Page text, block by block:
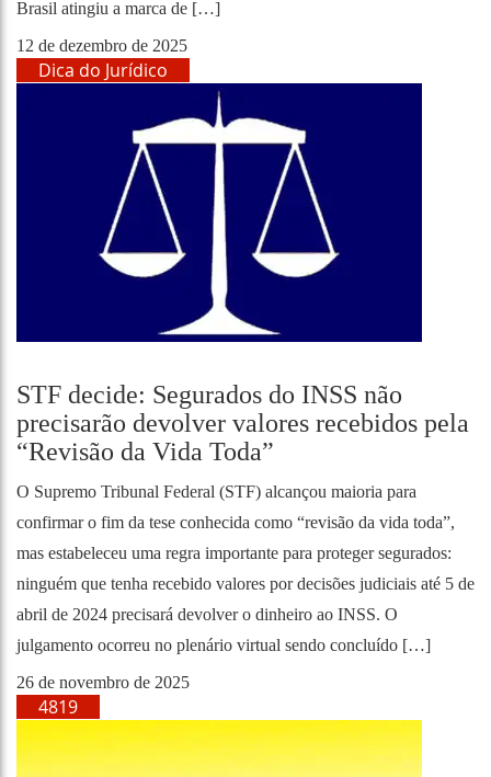
Brasil atingiu a marca de […]
12 de dezembro de 2025
Dica do Jurídico
STF decide: Segurados do INSS não
precisarão devolver valores recebidos pela
“Revisão da Vida Toda”
O Supremo Tribunal Federal (STF) alcançou maioria para
confirmar o fim da tese conhecida como “revisão da vida toda”,
mas estabeleceu uma regra importante para proteger segurados:
ninguém que tenha recebido valores por decisões judiciais até 5 de
abril de 2024 precisará devolver o dinheiro ao INSS. O
julgamento ocorreu no plenário virtual sendo concluído […]
26 de novembro de 2025
4819